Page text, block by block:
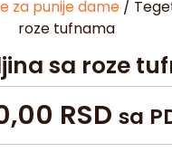
za punije dame/
roze tufnama
sa roze
RSD sa